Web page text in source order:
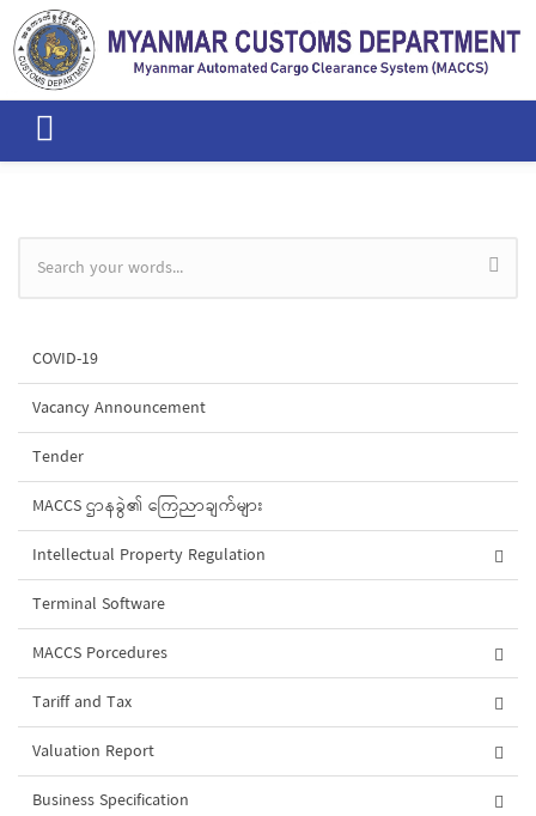
Skip to main content
Search form
COVID-19
Vacancy Announcement
Tender
MACCS ဌာနခွဲ၏ ကြေညာချက်များ
Intellectual Property Regulation
Terminal Software
MACCS Porcedures
Tariff and Tax
Valuation Report
Business Specification